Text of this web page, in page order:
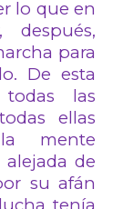
lo que en
para
De esta
las
ellas
mente
de
su afán